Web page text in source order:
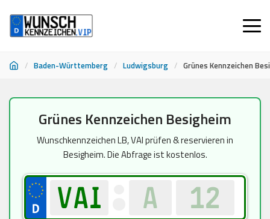
/ Baden-Württemberg / Ludwigsburg / Grünes Kennzeichen
springen
Grünes Kennzeichen Besigheim
Wunschkennzeichen LB, VAI prüfen & reservieren in
Besigheim. Die Abfrage ist kostenlos.